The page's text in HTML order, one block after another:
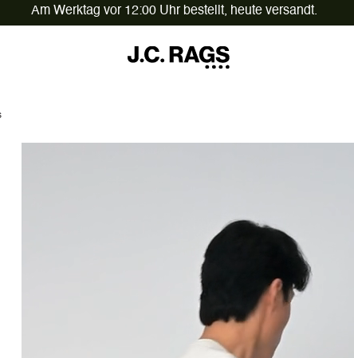
Am Werktag vor 12:00 Uhr bestellt, heute versandt.